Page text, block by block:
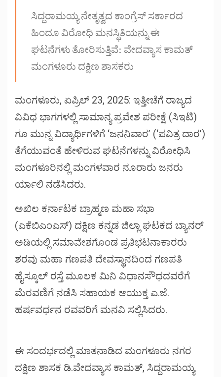
ಸಿದ್ದರಾಮಯ್ಯ ನೇತೃತ್ವದ ಕಾಂಗ್ರೆಸ್ ಸರ್ಕಾರದ
ಹಿಂದೂ ವಿರೋಧಿ ಮನಸ್ಥಿತಿಯನ್ನು ಈ
ಘಟನೆಗಳು ತೋರಿಸುತ್ತಿವೆ: ವೇದವ್ಯಾಸ ಕಾಮತ್
ಮಂಗಳೂರು ದಕ್ಷಿಣ ಶಾಸಕರು
ಮಂಗಳೂರು, ಏಪ್ರಿಲ್ 23, 2025: ಇತ್ತೀಚೆಗೆ ರಾಜ್ಯದ
ವಿವಿಧ ಭಾಗಗಳಲ್ಲಿ ಸಾಮಾನ್ಯ ಪ್ರವೇಶ ಪರೀಕ್ಷೆ (ಸಿಇಟಿ)
ಗೂ ಮುನ್ನ ವಿದ್ಯಾರ್ಥಿಗಳಿಗೆ ‘ಜನನಿವಾರ’ (‘ಪವಿತ್ರ ದಾರ’)
ತೆಗೆಯುವಂತೆ ಹೇಳಿರುವ ಘಟನೆಗಳನ್ನು ವಿರೋಧಿಸಿ
ಮಂಗಳೂರಿನಲ್ಲಿ ಮಂಗಳವಾರ ನೂರಾರು ಜನರು
ರ್ಯಾಲಿ ನಡೆಸಿದರು.
ಅಖಿಲ ಕರ್ನಾಟಕ ಬ್ರಾಹ್ಮಣ ಮಹಾ ಸಭಾ
(ಎಕೆಬಿಎಂಎಸ್) ದಕ್ಷಿಣ ಕನ್ನಡ ಜಿಲ್ಲಾ ಘಟಕದ ಬ್ಯಾನರ್
ಅಡಿಯಲ್ಲಿ ಸಮಾವೇಶಗೊಂಡ ಪ್ರತಿಭಟನಾಕಾರರು
ಶರವು ಮಹಾ ಗಣಪತಿ ದೇವಸ್ಥಾನದಿಂದ ಗಣಪತಿ
ಹೈಸ್ಕೂಲ್ ರಸ್ತೆ ಮೂಲಕ ಮಿನಿ ವಿಧಾನಸೌಧದವರೆಗೆ
ಮೆರವಣಿಗೆ ನಡೆಸಿ ಸಹಾಯಕ ಆಯುಕ್ತ ಎ.ಜೆ.
ಹರ್ಷವರ್ಧನ ರವವರಿಗೆ ಮನವಿ ಸಲ್ಲಿಸಿದರು.
ಈ ಸಂದರ್ಭದಲ್ಲಿ ಮಾತನಾಡಿದ ಮಂಗಳೂರು ನಗರ
ದಕ್ಷಿಣ ಶಾಸಕ ಡಿ.ವೇದವ್ಯಾಸ ಕಾಮತ್, ಸಿದ್ದರಾಮಯ್ಯ